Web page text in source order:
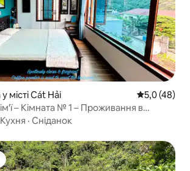
місті Cát Hải Середня
5,0 (48)
– Кімната № 1 – Проживання в
Кухня · Сніданок